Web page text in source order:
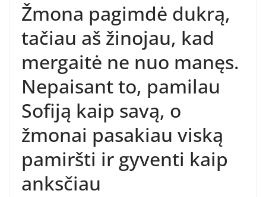
Žmona pagimdė dukrą,
tačiau aš žinojau, kad
mergaitė ne nuo manęs.
Nepaisant to, pamilau
Sofiją kaip savą, o
žmonai pasakiau viską
pamiršti ir gyventi kaip
anksčiau